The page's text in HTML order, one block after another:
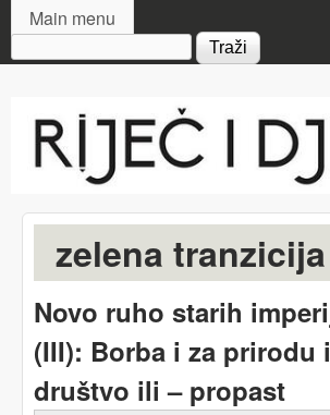
MAIN MENU
Main menu
Search form
i djelo
zelena tranzicija
Novo ruho starih
(III): Borba i za prirodu
društvo ili – propast